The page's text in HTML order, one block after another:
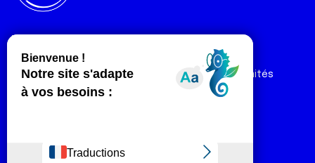
Liens utiles
Nos actualités
Nos publications
Contact
Espace Ligue & comités
Espace chercheur